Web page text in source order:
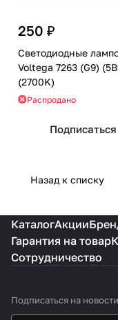
250 ₽
Светодиодные
Voltega 7263 (G9) (5Вт)
(2700K)
Распродано
Подписаться
Назад к списку
КаталогАкции
Гарантия на товар
Сотрудничество
Подписаться на